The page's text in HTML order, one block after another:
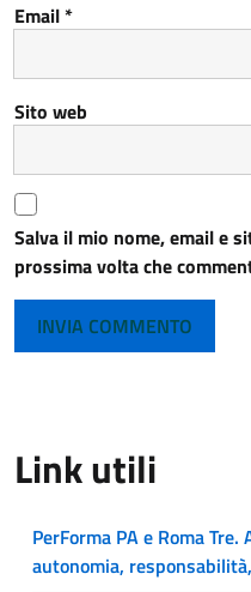
Email*
Sito web
Salva il mio nome, email e
prossima volta che
Link utili
PerForma PA e Roma
autonomia,